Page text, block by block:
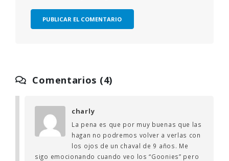
Comentarios (4)
charly
La pena es que por muy buenas que las
hagan no podremos volver a verlas con
los ojos de un chaval de 9 años. Me
sigo emocionando cuando veo los “Goonies” pero